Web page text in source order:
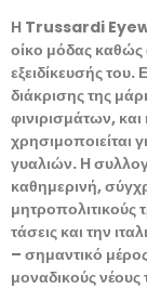
Η Trussardi
οίκο μόδας καθώς
εξειδίκευσής του.
διάκρισης της
φινιρισμάτων, και
χρησιμοποιείται
γυαλιών. Η
καθημερινή,
μητροπολιτικούς
τάσεις και την
– σημαντικό
μοναδικούς